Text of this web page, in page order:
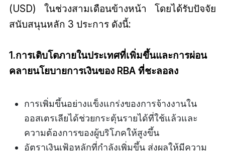
(USD) ในช่วงสามเดือนข้างหน้า โดยได้รับปัจจัย
สนับสนุนหลัก 3 ประการ ดังนี้:
1.การเติบโตภายในประเทศที่เพิ่มขึ้นและการผ่อน
คลายนโยบายการเงินของ RBA ที่ชะลอลง
การเพิ่มขึ้นอย่างแข็งแกร่งของการจ้างงานใน
ออสเตรเลียได้ช่วยกระตุ้นรายได้ที่ใช้แล้วและ
ความต้องการของผู้บริโภคให้สูงขึ้น
อัตราเงินเฟ้อหลักที่กำลังเพิ่มขึ้น ส่งผลให้มีความ